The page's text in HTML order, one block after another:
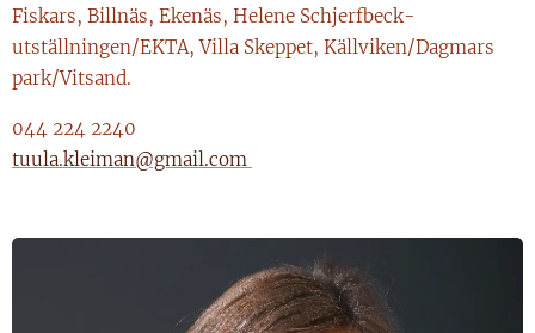
Fiskars, Billnäs, Ekenäs, Helene Schjerfbeck-
utställningen/EKTA, Villa Skeppet, Källviken/Dagmars
park/Vitsand.
044 224 2240
tuula.kleiman@gmail.com